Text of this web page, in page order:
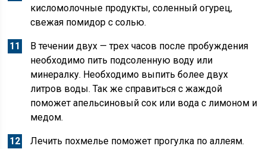
кисломолочные продукты, соленный огурец,
свежая помидор с солью.
В течении двух — трех часов после пробуждения
необходимо пить подсоленную воду или
минералку. Необходимо выпить более двух
литров воды. Так же справиться с жаждой
поможет апельсиновый сок или вода с лимоном и
медом.
Лечить похмелье поможет прогулка по аллеям.